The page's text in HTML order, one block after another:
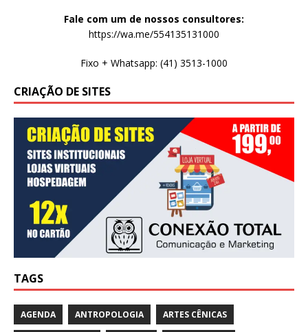
Fale com um de nossos consultores:
https://wa.me/554135131000
Fixo + Whatsapp: (41) 3513-1000
CRIAÇÃO DE SITES
TAGS
AGENDA ANTROPOLOGIA ARTES CÊNICAS